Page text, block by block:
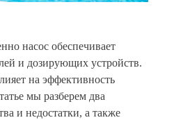
насос обеспечивает
и дозирующих устройств.
на эффективность
мы разберем два
и недостатки, а также